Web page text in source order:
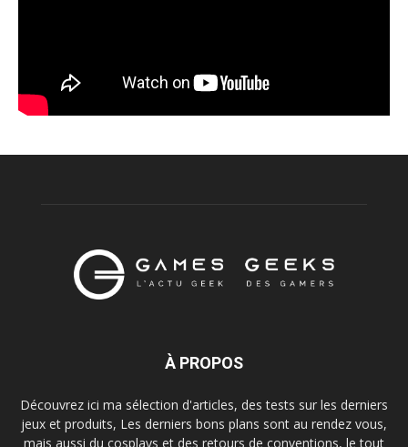
À PROPOS
Découvrez ici ma sélection d'articles, des tests sur les derniers
jeux et produits, Les derniers bons plans sont au rendez vous,
mais aussi du cosplays et des retours de conventions, le tout